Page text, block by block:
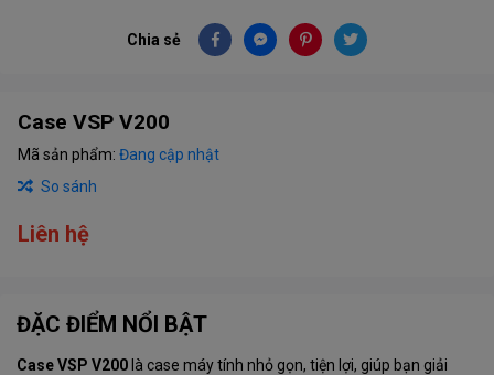
Chia sẻ
Case VSP V200
Mã sản phẩm: Đang cập nhật
So sánh
Liên hệ
ĐẶC ĐIỂM NỔI BẬT
Case VSP V200 là case máy tính nhỏ gọn, tiện lợi, giúp bạn giải